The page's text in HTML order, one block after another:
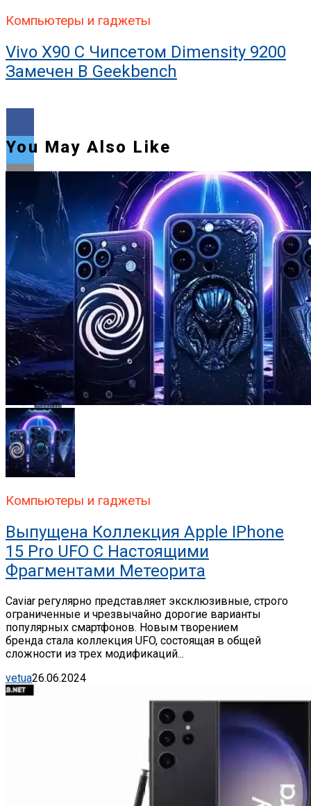
Компьютеры и гаджеты
Vivo X90 С Чипсетом Dimensity 9200
Замечен В Geekbench
Flipboard
Reddit
Pinterest
Whatsapp
Whatsapp
Email
You May Also Like
Компьютеры и гаджеты
Выпущена Коллекция Apple IPhone
15 Pro UFO С Настоящими
Фрагментами Метеорита
Caviar регулярно представляет эксклюзивные, строго
ограниченные и чрезвычайно дорогие варианты
популярных смартфонов. Новым творением
бренда стала коллекция UFO, состоящая в общей
сложности из трех модификаций...
vetua26.06.2024